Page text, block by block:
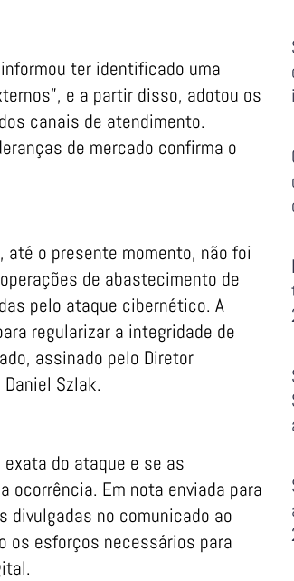
ter identificado uma
e a partir disso, adotou os
canais de atendimento.
de mercado confirma o
até o presente momento, não foi
de abastecimento de
pelo ataque cibernético. A
regularizar a integridade de
assinado pelo Diretor
Szlak.
do ataque e se as
Em nota enviada para
divulgadas no comunicado ao
os esforços necessários para